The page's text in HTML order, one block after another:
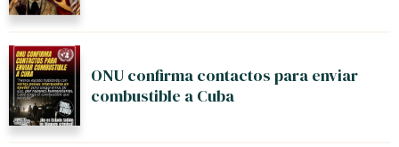
ONU confirma contactos para enviar
combustible a Cuba